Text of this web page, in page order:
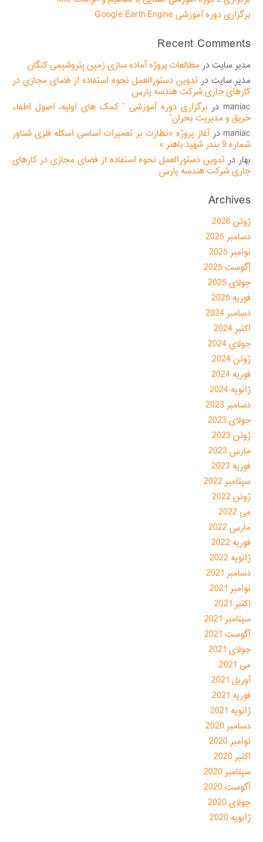
برگزاری دوره آموزشی Google Earth Engine
Recent Comments
مدیر سایتدر مطالعات پروژه آماده سازی زمین پتروشیمی کنگان
مدیر سایت در تدوین دستورالعمل نحوه استفاده از فضای مجازی در
کارهای جاری شرکت هندسه پارس
maniac در برگزاری دوره آموزشی ” کمک های اولیه، اصول اطفاء
حریق و مدیریت بحران”
maniac درآغاز پروژه «نظارت بر تعمیرات اساسی اسکله فلزی شناور
شماره 9 بندر شهید باهنر »
بهار در تدوین دستورالعمل نحوه استفاده از فضای مجازی در کارهای
جاری شرکت هندسه پارس
Archives
ژوئن 2026
دسامبر 2025
نوامبر 2025
آگوست 2025
جولای 2025
فوریه 2025
دسامبر 2024
اکتبر 2024
جولای 2024
ژوئن 2024
فوریه 2024
ژانویه 2024
دسامبر 2023
جولای 2023
ژوئن 2023
مارس 2023
فوریه 2023
سپتامبر 2022
ژوئن 2022
می 2022
مارس 2022
فوریه 2022
ژانویه 2022
دسامبر 2021
نوامبر 2021
اکتبر 2021
سپتامبر 2021
آگوست 2021
جولای 2021
می 2021
آوریل 2021
فوریه 2021
ژانویه 2021
دسامبر 2020
نوامبر 2020
اکتبر 2020
سپتامبر 2020
آگوست 2020
جولای 2020
ژانویه 2020